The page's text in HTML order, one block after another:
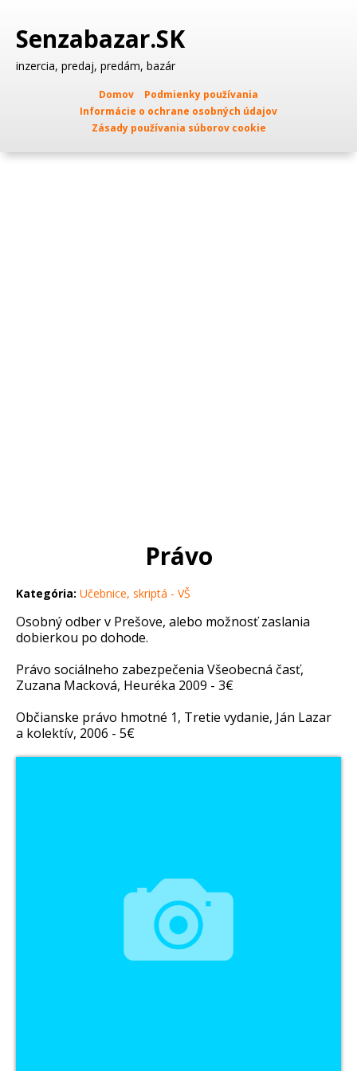
Senzabazar.SK
inzercia, predaj, predám, bazár
Domov
Podmienky používania
Informácie o ochrane osobných údajov
Zásady používania súborov cookie
Právo
Kategória: Učebnice, skriptá - VŠ
Osobný odber v Prešove, alebo možnosť zaslania
dobierkou po dohode.
Právo sociálneho zabezpečenia Všeobecná časť,
Zuzana Macková, Heuréka 2009 - 3€
Občianske právo hmotné 1, Tretie vydanie, Ján Lazar
a kolektív, 2006 - 5€